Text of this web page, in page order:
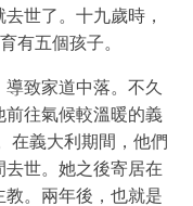
世了。十九歲時，
有五個孩子。
致家道中落。不久
前往氣候較溫暖的義
在義大利期間，他們
世。她之後寄居在
。兩年後，也就是